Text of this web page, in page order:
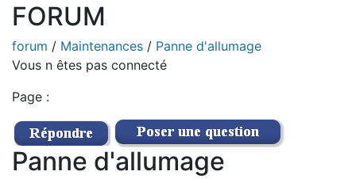
FORUM
forum / Maintenances / Panne d'allumage
Vous n êtes pas connecté
Page :
Panne d'allumage